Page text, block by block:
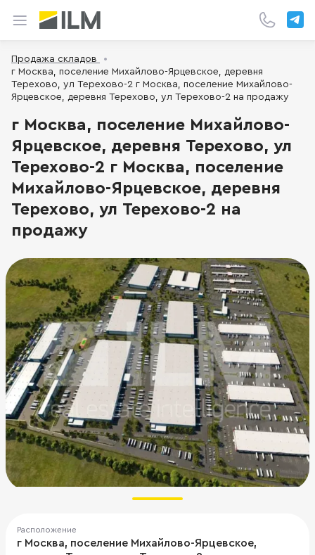
Продажа складов
г Москва, поселение Михайлово-Ярцевское, деревня
Терехово, ул Терехово-2 г Москва, поселение Михайлово-
Ярцевское, деревня Терехово, ул Терехово-2 на продажу
г Москва, поселение Михайлово-
Ярцевское, деревня Терехово, ул
Терехово-2 г Москва, поселение
Михайлово-Ярцевское, деревня
Терехово, ул Терехово-2 на
продажу
Расположение
г Москва, поселение Михайлово-Ярцевское,